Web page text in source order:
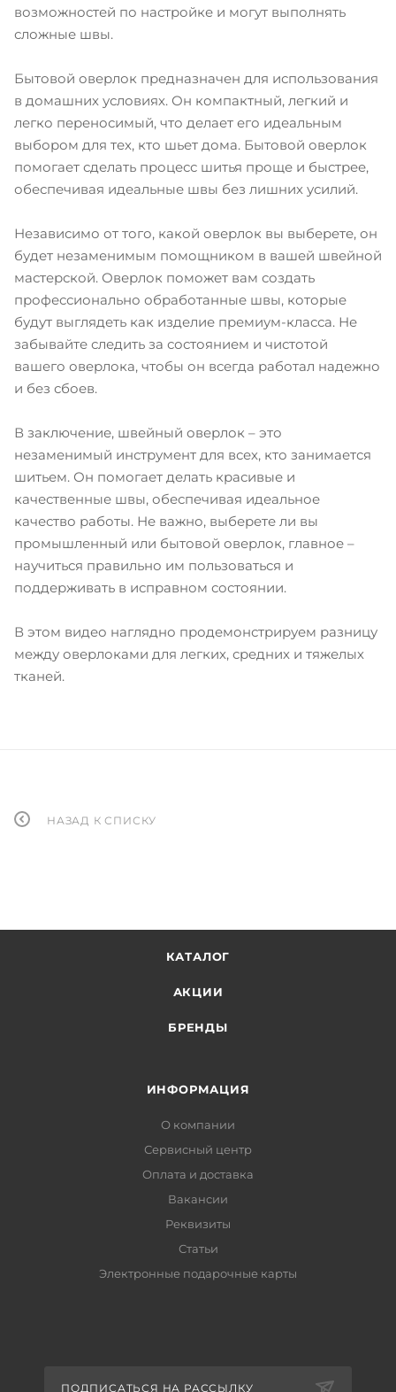
возможностей по настройке и могут выполнять
сложные швы.
Бытовой оверлок предназначен для использования
в домашних условиях. Он компактный, легкий и
легко переносимый, что делает его идеальным
выбором для тех, кто шьет дома. Бытовой оверлок
помогает сделать процесс шитья проще и быстрее,
обеспечивая идеальные швы без лишних усилий.
Независимо от того, какой оверлок вы выберете, он
будет незаменимым помощником в вашей швейной
мастерской. Оверлок поможет вам создать
профессионально обработанные швы, которые
будут выглядеть как изделие премиум-класса. Не
забывайте следить за состоянием и чистотой
вашего оверлока, чтобы он всегда работал надежно
и без сбоев.
В заключение, швейный оверлок – это
незаменимый инструмент для всех, кто занимается
шитьем. Он помогает делать красивые и
качественные швы, обеспечивая идеальное
качество работы. Не важно, выберете ли вы
промышленный или бытовой оверлок, главное –
научиться правильно им пользоваться и
поддерживать в исправном состоянии.
В этом видео наглядно продемонстрируем разницу
между оверлоками для легких, средних и тяжелых
тканей.
НАЗАД К СПИСКУ
КАТАЛОГ
АКЦИИ
БРЕНДЫ
ИНФОРМАЦИЯ
О компании
Сервисный центр
Оплата и доставка
Вакансии
Реквизиты
Статьи
Электронные подарочные карты
ПОДПИСАТЬСЯ НА РАССЫЛКУ